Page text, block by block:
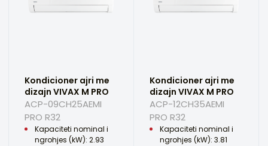
Kondicioner ajri me
dizajn VIVAX M PRO
ACP-09CH25AEMI
PRO R32
Kapaciteti nominal i
ngrohjes (kW): 2.93
Kondicioner ajri me
dizajn VIVAX M PRO
ACP-12CH35AEMI
PRO R32
Kapaciteti nominal i
ngrohjes (kW): 3.81